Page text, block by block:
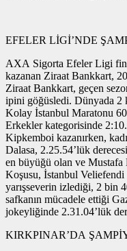
EFELER LİGİ’NDE
AXA Sigorta Efeler Ligi
kazanan Ziraat Bankkart,
Ziraat Bankkart, geçen
ipini göğüsledi. Dünyada 2
Kolay İstanbul Maratonu
Erkekler kategorisinde
Kipkemboi kazanırken,
Dalasa, 2.25.54’lük
en büyüğü olan ve Mustafa
Koşusu, İstanbul
yarışseverin izlediği, 2 bin
safkanın mücadele ettiği
jokeyliğinde 2.31.04’lük
KIRKPINAR’DA